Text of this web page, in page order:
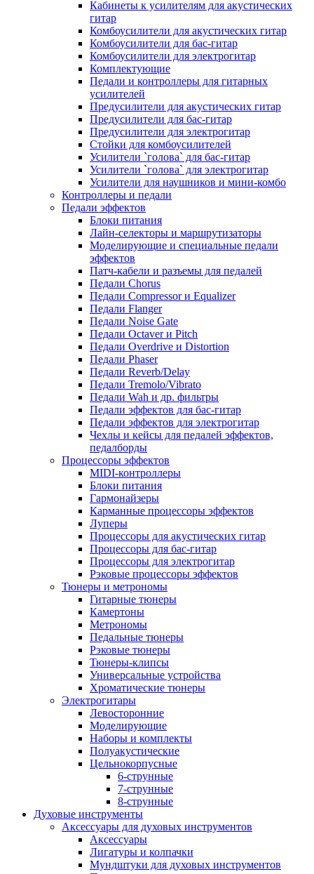
Кабинеты к усилителям для акустических
гитар
Комбоусилители для акустических гитар
Комбоусилители для бас-гитар
Комбоусилители для электрогитар
Комплектующие
Педали и контроллеры для гитарных
усилителей
Предусилители для акустических гитар
Предусилители для бас-гитар
Предусилители для электрогитар
Стойки для комбоусилителей
Усилители `голова` для бас-гитар
Усилители `голова` для электрогитар
Усилители для наушников и мини-комбо
Контроллеры и педали
Педали эффектов
Блоки питания
Лайн-селекторы и маршрутизаторы
Моделирующие и специальные педали
эффектов
Патч-кабели и разъемы для педалей
Педали Chorus
Педали Compressor и Equalizer
Педали Flanger
Педали Noise Gate
Педали Octaver и Pitch
Педали Overdrive и Distortion
Педали Phaser
Педали Reverb/Delay
Педали Tremolo/Vibrato
Педали Wah и др. фильтры
Педали эффектов для бас-гитар
Педали эффектов для электрогитар
Чехлы и кейсы для педалей эффектов,
педалборды
Процессоры эффектов
MIDI-контроллеры
Блоки питания
Гармонайзеры
Карманные процессоры эффектов
Луперы
Процессоры для акустических гитар
Процессоры для бас-гитар
Процессоры для электрогитар
Рэковые процессоры эффектов
Тюнеры и метрономы
Гитарные тюнеры
Камертоны
Метрономы
Педальные тюнеры
Рэковые тюнеры
Тюнеры-клипсы
Универсальные устройства
Хроматические тюнеры
Электрогитары
Левосторонние
Моделирующие
Наборы и комплекты
Полуакустические
Цельнокорпусные
6-струнные
7-струнные
8-струнные
Духовые инструменты
Аксессуары для духовых инструментов
Аксессуары
Лигатуры и колпачки
Мундштуки для духовых инструментов